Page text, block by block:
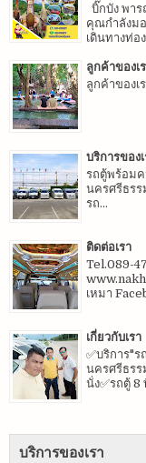
บิ๊กบัง พา
คุณกำลังม
เดินทางท่อ
ลูกค้าของเ
ลูกค้าของเ
บริการของ
รถตู้พร้อม
นครศรีธรร
รถ...
ติดต่อเรา
Tel.089-
เหมา
เกี่ยวกับเรา
✅บริการ"
นครศรีธรร
นั่ง✅รถตู้ 8
บริการของเรา